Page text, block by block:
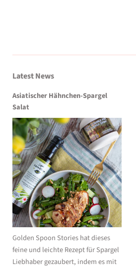
Latest News
Asiatischer Hähnchen-Spargel
Salat
Golden Spoon Stories hat dieses
feine und leichte Rezept für Spargel
Liebhaber gezaubert, indem es mit